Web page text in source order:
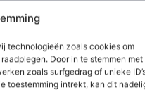
technologieën zoals cookies om
Door in te stemmen met
zoals surfgedrag of unieke
toestemming intrekt, kan dit